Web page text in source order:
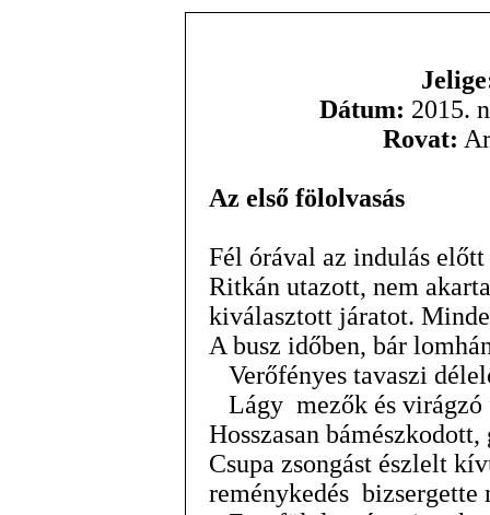
Dátum: 2015.
Rovat:
Az első fölolvasás
Fél órával az indulás
Ritkán utazott, nem
kiválasztott járatot.
A busz időben, bár
Verőfényes tavaszi
Lágy mezők és virágzó
Hosszasan
Csupa zsongást észlelt
reménykedés bizsergette